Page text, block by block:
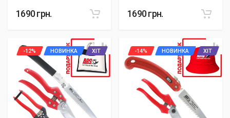
1690грн. 1690грн.
-12% НОВИНКА ХІТ -14% НОВИНКА ХІТ